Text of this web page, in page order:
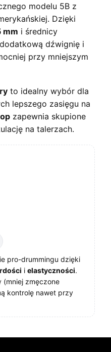
modelu 5B z
Dzięki
mm i średnicy
dźwignię i
przy mniejszym
to idealny wybór dla
lepszego zasięgu na
zapewnia skupione
na talerzach.
pro-drummingu dzięki
i elastyczności.
(mniej zmęczone
kontrolę nawet przy